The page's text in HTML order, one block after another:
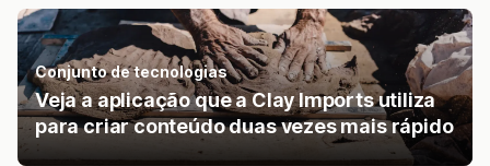
Conjunto de tecnologias
Veja a aplicação que a Clay Imports utiliza
para criar conteúdo duas vezes mais rápido